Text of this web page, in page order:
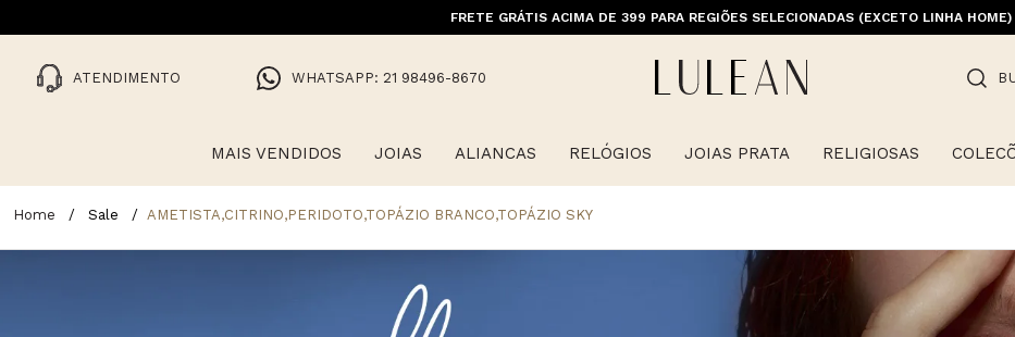
FRETE GRÁTIS ACIMA DE 399 PARA REGIÕES SELECIONADAS (EXCETO LINHA HOME)
10% OFF NA 1ª COMPRA COM CUPOM PRIMEIRACOMPRA (EXCETO OFERTAS, ALIANÇAS, RELÓGIOS E ITENS EM
ATENDIMENTO WHATSAPP: 21 98496-8670
MAIS VENDIDOS JOIAS ALIANCAS RELÓGIOS JOIAS PRATA RELIGIOSAS
Sale AMETISTA,CITRINO,PERIDOTO,TOPÁZIO BRANCO,TOPÁZIO SKY